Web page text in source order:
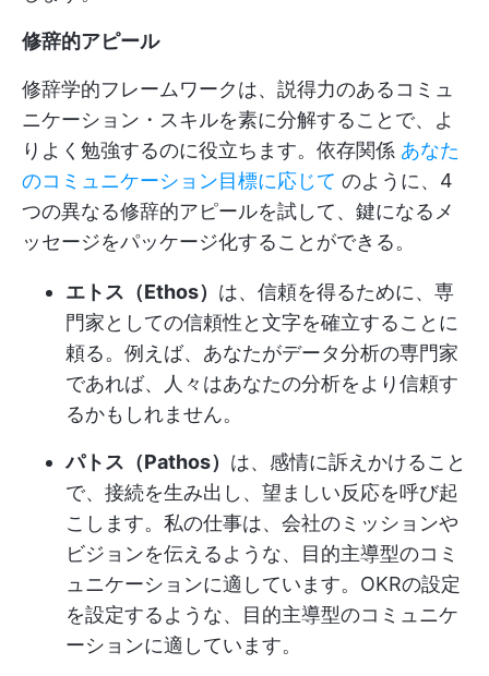
修辞的アピール
修辞学的フレームワークは、説得力のあるコミュ
ニケーション・スキルを素に分解することで、よ
りよく勉強するのに役立ちます。依存関係 あなた
のコミュニケーション目標に応じて のように、4
つの異なる修辞的アピールを試して、鍵になるメ
ッセージをパッケージ化することができる。
エトス（Ethos） は、信頼を得るために、専
門家としての信頼性と文字を確立することに
頼る。例えば、あなたがデータ分析の専門家
であれば、人々はあなたの分析をより信頼す
るかもしれません。
パトス（Pathos） は、感情に訴えかけること
で、接続を生み出し、望ましい反応を呼び起
こします。私の仕事は、会社のミッションや
ビジョンを伝えるような、目的主導型のコミ
ュニケーションに適しています。 OKRの設定
を設定するような、目的主導型のコミュニケ
ーションに適しています。